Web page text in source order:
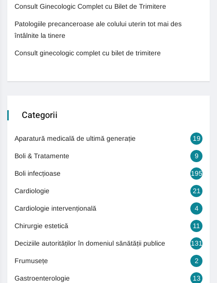
Consult Ginecologic Complet cu Bilet de Trimitere
Patologiile precanceroase ale colului uterin tot mai des
întâlnite la tinere
Consult ginecologic complet cu bilet de trimitere
Categorii
Aparatură medicală de ultimă generație 19
Boli & Tratamente 9
Boli infecțioase 195
Cardiologie 21
Cardiologie intervențională 4
Chirurgie estetică 11
Deciziile autorităților în domeniul sănătății publice 131
Frumusețe 2
Gastroenterologie 13